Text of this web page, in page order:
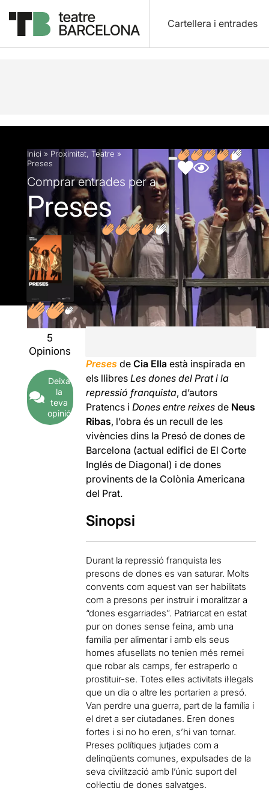
Cartellera i entrades
Descripció Fitxa artística Fotos i vídeos
Inici » Proximitat, Teatre »
Preses
Comprar entrades per a
Preses
5
Opinions
Deixa
la
teva
opinió
Preses deCia Ella està inspirada en
els llibresLes dones del Prat i la
repressió franquista, d’autors
Pratencs iDones entre reixes de Neus
Ribas, l’obra és un recull de les
vivències dins la Presó de dones de
Barcelona (actual edifici de El Corte
Inglés de Diagonal) i de dones
provinents de la Colònia Americana
del Prat.
Sinopsi
Durant la repressió franquista les
presons de dones es van saturar. Molts
convents com aquest van ser habilitats
com a presons per instruir i moralitzar a
“dones esgarriades”. Patriarcat en estat
pur on dones sense feina, amb una
família per alimentar i amb els seus
homes afusellats no tenien més remei
que robar als camps, fer estraperlo o
prostituir-se. Totes elles activitats il·legals
que un dia o altre les portarien a presó.
Van perdre una guerra, part de la família i
el dret a ser ciutadanes. Eren dones
fortes i si no ho eren, s’hi van tornar.
Preses polítiques jutjades com a
delinqüents comunes, expulsades de la
seva civilització amb l’únic suport del
col·lectiu de dones salvatges.